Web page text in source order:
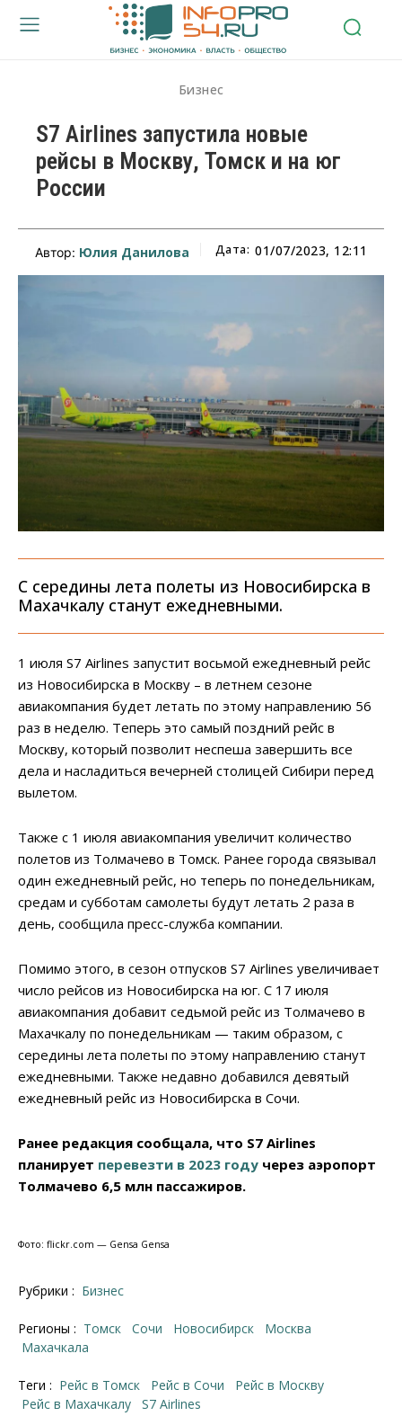
Бизнес
S7 Airlines запустила новые
рейсы в Москву, Томск и на юг
России
Автор: Юлия Данилова Дата: 01/07/2023, 12:11
С середины лета полеты из Новосибирска в
Махачкалу станут ежедневными.
1 июля S7 Airlines запустит восьмой ежедневный рейс
из Новосибирска в Москву – в летнем сезоне
авиакомпания будет летать по этому направлению 56
раз в неделю. Теперь это самый поздний рейс в
Москву, который позволит неспеша завершить все
дела и насладиться вечерней столицей Сибири перед
вылетом.
Также с 1 июля авиакомпания увеличит количество
полетов из Толмачево в Томск. Ранее города связывал
один ежедневный рейс, но теперь по понедельникам,
средам и субботам самолеты будут летать 2 раза в
день, сообщила пресс-служба компании.
Помимо этого, в сезон отпусков S7 Airlines увеличивает
число рейсов из Новосибирска на юг. С 17 июля
авиакомпания добавит седьмой рейс из Толмачево в
Махачкалу по понедельникам — таким образом, с
середины лета полеты по этому направлению станут
ежедневными. Также недавно добавился девятый
ежедневный рейс из Новосибирска в Сочи.
Ранее редакция сообщала, что S7 Airlines
планирует перевезти в 2023 году через аэропорт
Толмачево 6,5 млн пассажиров.
Фото: flickr.com — Gensa Gensa
Рубрики : Бизнес
Регионы : Томск Сочи Новосибирск
Москва
Махачкала
Теги : рейс в Томск рейс в Сочи
рейс в Москву
рейс в Махачкалу
S7 Airlines